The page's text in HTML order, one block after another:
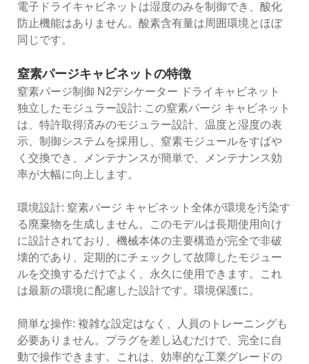
電子ドライキャビネットは湿度のみを制御でき、酸化
防止機能はありません。酸素含有量は周囲環境とほぼ
同じです。
窒素パージキャビネットの特徴
窒素パージ制御 N2デシケーター ドライキャビネット
独立したモジュラー設計: この窒素パージ キャビネット
は、特許取得済みのモジュラー設計、温度と湿度の表
示、制御システムを採用し、窒素モジュールをすばや
く交換でき、メンテナンスが簡単で、メンテナンス効
率が大幅に向上します。
環境設計: 窒素パージ キャビネット全体が環境を汚染す
る廃棄物を生成しません。このモデルは長期使用向け
に設計されており、機械本体の主要構造が完全で非破
壊的であり、定期的にチェックして故障したモジュー
ルを交換するだけでよく、永久に使用できます。これ
は最新の環境に配慮した設計です。環境保護に。
簡単な操作: 複雑な設定はなく、人員のトレーニングも
必要ありません。プラグを差し込むだけで、完全に自
動で操作できます。これは、効率的な工業グレードの